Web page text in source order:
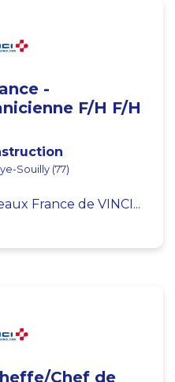
-
F/H F/H
Souilly (77)
France de VINCI...
Chef de